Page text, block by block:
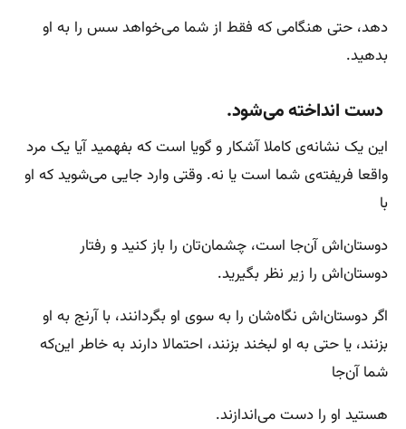
دهد، حتی هنگامی که فقط از شما می‌خواهد سس را به او
بدهید.
دست انداخته می‌شود.
این یک نشانه‌ی کاملا آشکار و گویا است که بفهمید آیا یک مرد
واقعا فریفته‌ی شما است یا نه. وقتی وارد جایی می‌شوید که او
با
دوستان‌اش آن‌جا است، چشمان‌تان را باز کنید و رفتار
دوستان‌اش را زیر نظر بگیرید.
اگر دوستان‌اش نگاه‌شان را به سوی او بگردانند، با آرنج به او
بزنند، یا حتی به او لبخند بزنند، احتمالا دارند به خاطر این‌که
شما آن‌جا
هستید او را دست می‌اندازند.